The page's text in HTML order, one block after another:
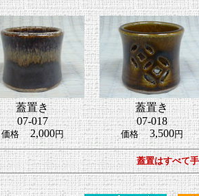
蓋置き
07-017
価格2,000円
蓋置き
07-018
価格3,500円
蓋置はすべて